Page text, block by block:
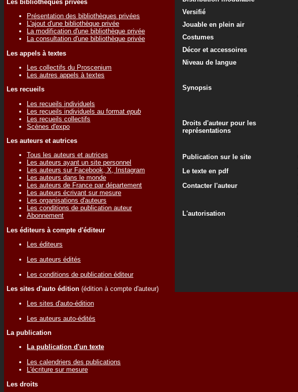
Les bibliothèques privées
Présentation des bibliothèques privées
L'ajout d'une bibliothèque privée
La modification d'une bibliothèque privée
La consultation d'une bibliothèque privée
Les appels à textes
Les collectifs du Proscenium
Les autres appels à textes
Les recueils
Les recueils individuels
Les recueils individuels au format epub
Les recueils collectifs
Scènes d'expo
Les auteurs et autrices
Tous les auteurs et autrices
Les auteurs ayant un site personnel
Les auteurs sur Facebook, X, Instagram
Les auteurs dans le monde
Les auteurs de France par département
Les auteurs écrivant sur mesure
Les organisations d'auteurs
Les conditions de publication auteur
Abonnement
Les éditeurs à compte d'éditeur
Les éditeurs
Les auteurs édités
Les conditions de publication éditeur
Les sites d'auto édition (édition à compte d'auteur)
Les sites d'auto-édition
Les auteurs auto-édités
La publication
La publication d'un texte
Les calendriers des publications
L'écriture sur mesure
Les droits
Versifié
Jouable en plein air
Costumes
Décor et accessoires
Niveau de langue
Synopsis
Droits d'auteur pour les
représentations
Publication sur le site
Le texte en pdf
Contacter l'auteur
L'autorisation